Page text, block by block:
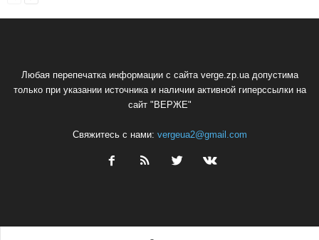
Любая перепечатка информации с сайта verge.zp.ua допустима
только при указании источника и наличии активной гиперссылки на
сайт "ВЕРЖЕ"
Свяжитесь с нами: vergeua2@gmail.com